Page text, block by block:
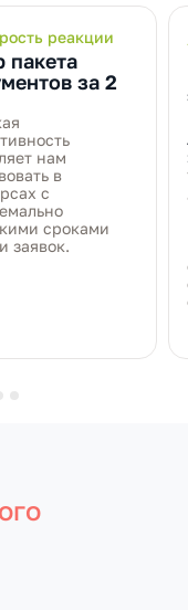
реакции
пакета
за 2
нам
в
с
сроками
заявок.